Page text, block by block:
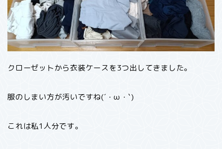
クローゼットから衣装ケースを3つ出してきました。
服のしまい方が汚いですね(´・ω・`)
これは私1人分です。